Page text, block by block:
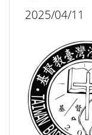
2025/04/11